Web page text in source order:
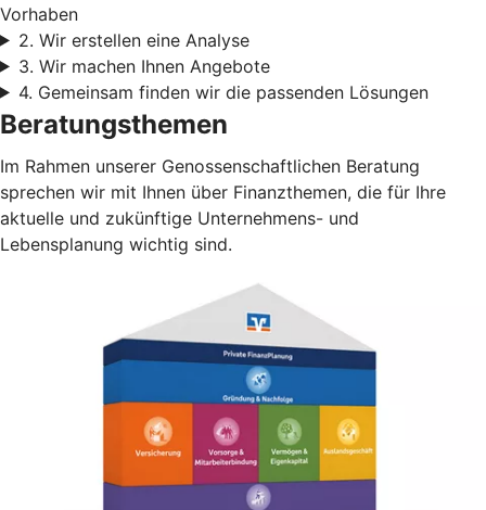
Vorhaben
2. Wir erstellen eine Analyse
3. Wir machen Ihnen Angebote
4. Gemeinsam finden wir die passenden Lösungen
Beratungsthemen
Im Rahmen unserer Genossenschaftlichen Beratung
sprechen wir mit Ihnen über Finanzthemen, die für Ihre
aktuelle und zukünftige Unternehmens- und
Lebensplanung wichtig sind.